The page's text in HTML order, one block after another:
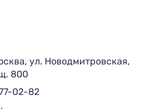
ул. Новодмитровская,
800
02-82